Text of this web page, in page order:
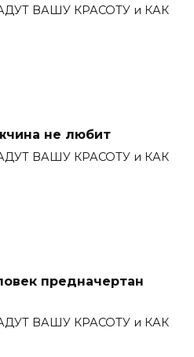
ВАШУ КРАСОТУ и КАК
не любит
ВАШУ КРАСОТУ и КАК
предначертан
ВАШУ КРАСОТУ и КАК